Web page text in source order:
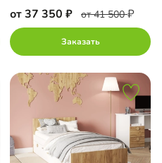
от 37 350 от 41 500
Заказать